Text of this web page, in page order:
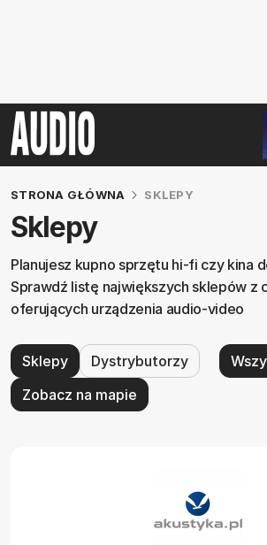
STRONA GŁÓWNA SKLEPY
Sklepy
Planujesz kupno sprzętu hi-fi czy kina
Sprawdź listę największych sklepów z
oferujących urządzenia audio-video
Sklepy
Dystrybutorzy
Zobacz na mapie